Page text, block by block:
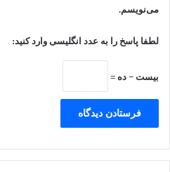
می‌نویسم.
لطفا پاسخ را به عدد انگلیسی وارد کنید:
بیست − ده =